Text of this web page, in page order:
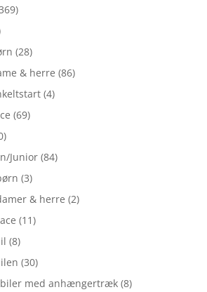
(28)
& herre (86)
(4)
(69)
Junior (84)
(3)
& herre (2)
(11)
(8)
(30)
med anhængertræk (8)